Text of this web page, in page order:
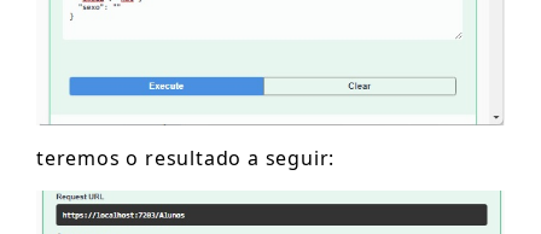
teremos o resultado a seguir: